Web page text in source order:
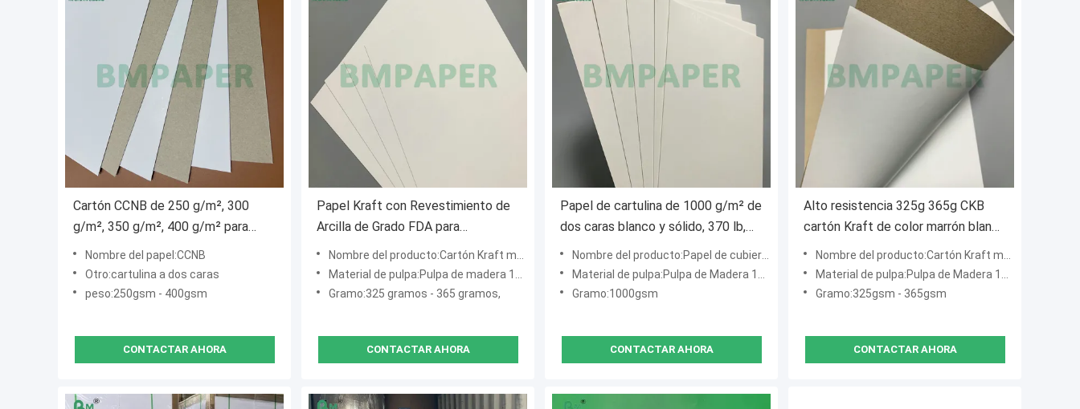
Cartón CCNB de 250 g/m², 300
g/m², 350 g/m², 400 g/m² para
embalaje de alimentos congelados
Nombre del papel:CCNB
Otro:cartulina a dos caras
peso:250gsm - 400gsm
CONTACTAR AHORA
Papel Kraft con Revestimiento de
Arcilla de Grado FDA para
Empaques de Alimentos
Nombre del producto:Cartón Kraft marrón con revestimiento blanco
Material de pulpa:Pulpa de madera 100% virgen
Gramo:325 gramos - 365 gramos,
CONTACTAR AHORA
Papel de cartulina de 1000 g/m² de
dos caras blanco y sólido, 370 lb,
apto para impresión digital
Nombre del producto:Papel de cubierta
Material de pulpa:Pulpa de Madera 100% Virgen
Gramo:1000gsm
CONTACTAR AHORA
Alto resistencia 325g 365g CKB
cartón Kraft de color marrón blanco
recubierto para la fabricación de
cajas de embalaje
Nombre del producto:Cartón Kraft marrón con revestimiento blanco
Material de pulpa:Pulpa de Madera 100% Virgen
Gramo:325gsm - 365gsm
CONTACTAR AHORA